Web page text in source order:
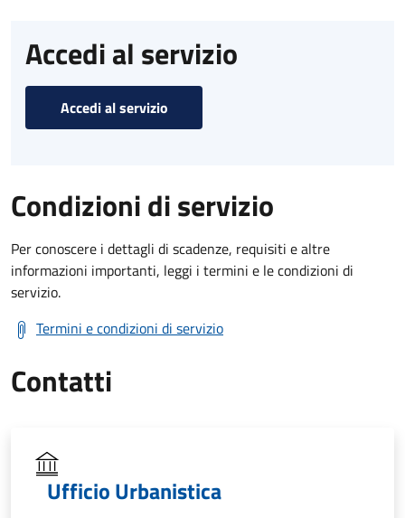
Accedi al servizio
Accedi al servizio
Condizioni di servizio
Per conoscere i dettagli di scadenze, requisiti e altre
informazioni importanti, leggi i termini e le condizioni di
servizio.
Termini e condizioni di servizio
Contatti
Ufficio Urbanistica